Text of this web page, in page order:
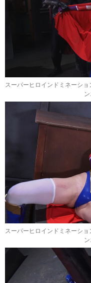
スーパーヒロインドミネーシ
スーパーヒロインドミネーシ